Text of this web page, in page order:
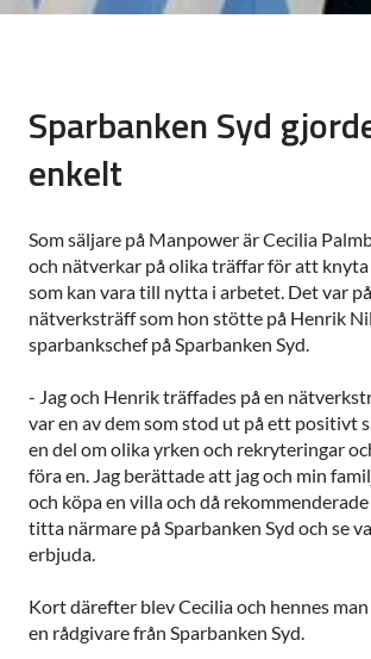
Sparbanken Syd
enkelt
Som säljare på Manpower är Cecilia
och nätverkar på olika träffar för att
som kan vara till nytta i arbetet. Det var
nätverksträff som hon stötte på Henrik
sparbankschef på Sparbanken Syd.
- Jag och Henrik träffades på en
var en av dem som stod ut på ett positivt
en del om olika yrken och rekryteringar
föra en. Jag berättade att jag och min
och köpa en villa och då
titta närmare på Sparbanken Syd och se
erbjuda.
Kort därefter blev Cecilia och hennes
en rådgivare från Sparbanken Syd.